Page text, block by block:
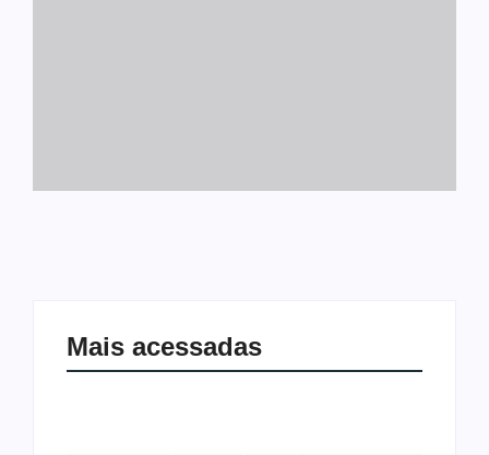
Mais acessadas